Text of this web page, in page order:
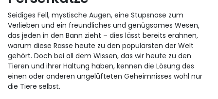
Seidiges Fell, mystische Augen, eine Stupsnase zum
Verlieben und ein freundliches und genügsames Wesen,
das jeden in den Bann zieht – dies lässt bereits erahnen,
warum diese Rasse heute zu den populärsten der Welt
gehört. Doch bei all dem Wissen, das wir heute zu den
Tieren und ihrer Haltung haben, kennen die Lösung des
einen oder anderen ungelüfteten Geheimnisses wohl nur
die Tiere selbst.